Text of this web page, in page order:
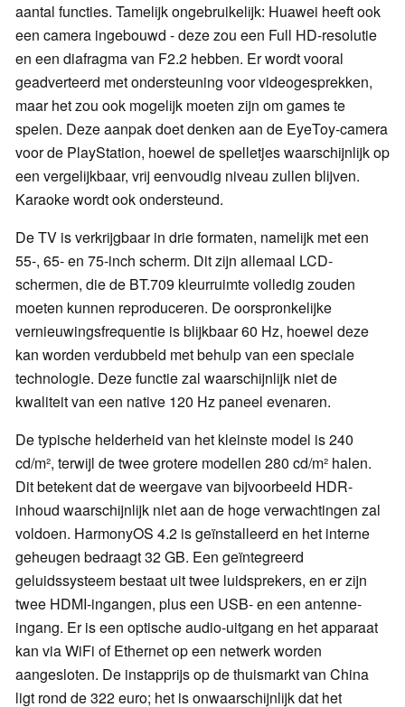
aantal functies. Tamelijk ongebruikelijk: Huawei heeft ook
een camera ingebouwd - deze zou een Full HD-resolutie
en een diafragma van F2.2 hebben. Er wordt vooral
geadverteerd met ondersteuning voor videogesprekken,
maar het zou ook mogelijk moeten zijn om games te
spelen. Deze aanpak doet denken aan de EyeToy-camera
voor de PlayStation, hoewel de spelletjes waarschijnlijk op
een vergelijkbaar, vrij eenvoudig niveau zullen blijven.
Karaoke wordt ook ondersteund.
De TV is verkrijgbaar in drie formaten, namelijk met een
55-, 65- en 75-inch scherm. Dit zijn allemaal LCD-
schermen, die de BT.709 kleurruimte volledig zouden
moeten kunnen reproduceren. De oorspronkelijke
vernieuwingsfrequentie is blijkbaar 60 Hz, hoewel deze
kan worden verdubbeld met behulp van een speciale
technologie. Deze functie zal waarschijnlijk niet de
kwaliteit van een native 120 Hz paneel evenaren.
De typische helderheid van het kleinste model is 240
cd/m², terwijl de twee grotere modellen 280 cd/m² halen.
Dit betekent dat de weergave van bijvoorbeeld HDR-
inhoud waarschijnlijk niet aan de hoge verwachtingen zal
voldoen. HarmonyOS 4.2 is geïnstalleerd en het interne
geheugen bedraagt 32 GB. Een geïntegreerd
geluidssysteem bestaat uit twee luidsprekers, en er zijn
twee HDMI-ingangen, plus een USB- en een antenne-
ingang. Er is een optische audio-uitgang en het apparaat
kan via WiFi of Ethernet op een netwerk worden
aangesloten. De instapprijs op de thuismarkt van China
ligt rond de 322 euro; het is onwaarschijnlijk dat het